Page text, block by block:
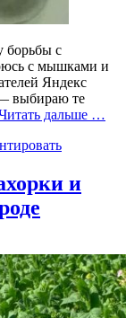
борьбы с
с мышками и
Яндекс
— выбираю те
дальше …
и